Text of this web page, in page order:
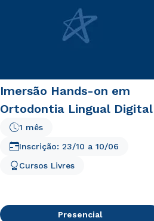
Imersão Hands-on em
Ortodontia Lingual Digital
1 mês
Cursos Livres
Inscrição: 23/10 a 10/06
Presencial